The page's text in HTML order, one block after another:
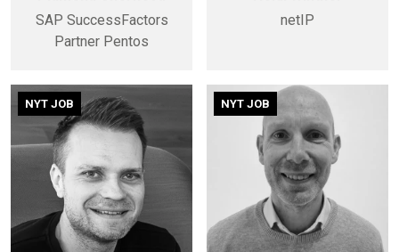
SAP SuccessFactors
Partner Pentos
netIP
NYT JOB NYT JOB